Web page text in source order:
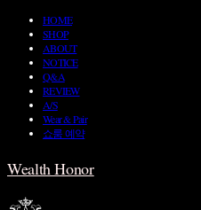
HOME
SHOP
ABOUT
NOTICE
Q&A
REVIEW
A/S
Wear & Pair
쇼룸 예약
Wealth Honor